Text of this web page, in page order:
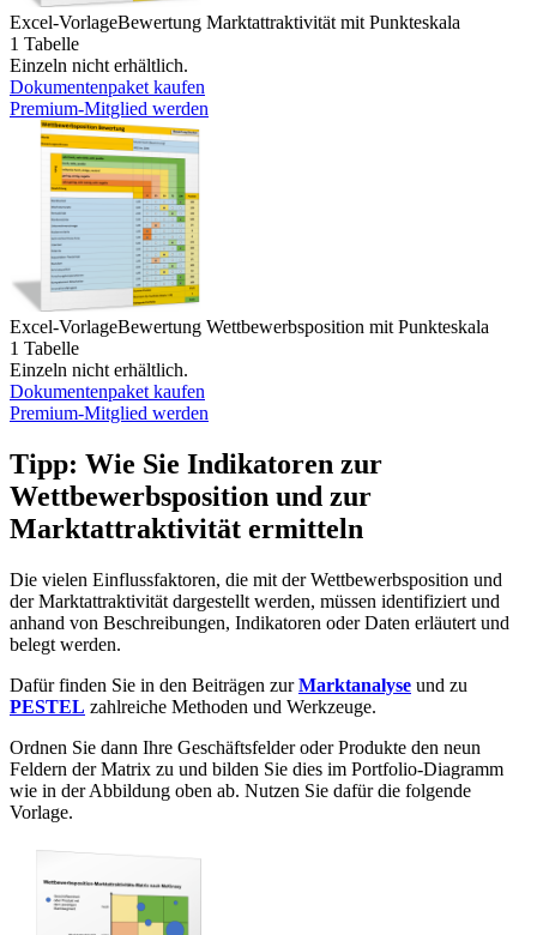
Excel-VorlageBewertung Marktattraktivität mit Punkteskala
1 Tabelle
Einzeln nicht erhältlich.
Dokumentenpaket kaufen
Premium-Mitglied werden
Excel-VorlageBewertung Wettbewerbsposition mit Punkteskala
1 Tabelle
Einzeln nicht erhältlich.
Dokumentenpaket kaufen
Premium-Mitglied werden
Tipp: Wie Sie Indikatoren zur
Wettbewerbsposition und zur
Marktattraktivität ermitteln
Die vielen Einflussfaktoren, die mit der Wettbewerbsposition und
der Marktattraktivität dargestellt werden, müssen identifiziert und
anhand von Beschreibungen, Indikatoren oder Daten erläutert und
belegt werden.
Dafür finden Sie in den Beiträgen zurMarktanalyse und zu
PESTEL zahlreiche Methoden und Werkzeuge.
Ordnen Sie dann Ihre Geschäftsfelder oder Produkte den neun
Feldern der Matrix zu und bilden Sie dies im Portfolio-Diagramm
wie in der Abbildung oben ab. Nutzen Sie dafür die folgende
Vorlage.